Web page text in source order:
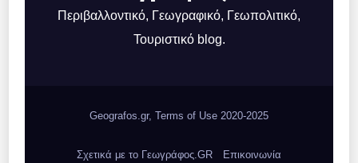
Περιβαλλοντικό, Γεωγραφικό, Γεωπολιτικό,
Τουριστικό blog.
Geografos.gr, Terms of Use 2020-2025
Σχετικά με το Γεωγράφος.GR Επικοινωνία